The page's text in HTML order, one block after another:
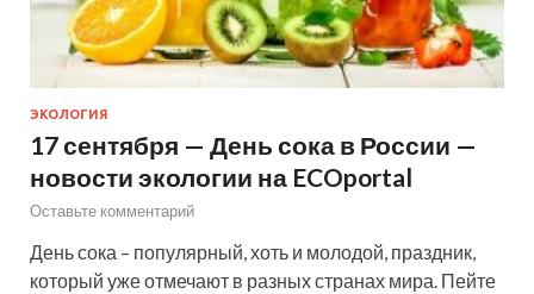
ЭКОЛОГИЯ
17 сентября — День сока в России —
новости экологии на ECOportal
Оставьте комментарий
День сока – популярный, хоть и молодой, праздник,
который уже отмечают в разных странах мира. Пейте